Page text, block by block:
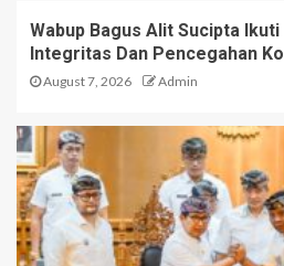
Wabup Bagus Alit Sucipta
Integritas Dan Pencegahan
August 7, 2026 Admin